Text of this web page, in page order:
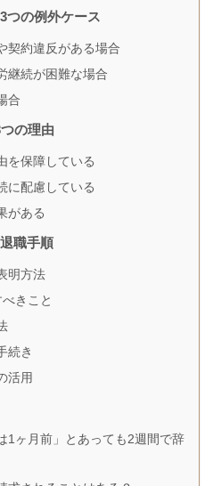
つの例外ケース
契約違反がある場合
継続が困難な場合
合
の理由
を保障している
に配慮している
がある
職手順
明方法
きこと
続き
活用
1ヶ月前」とあっても2週間で辞